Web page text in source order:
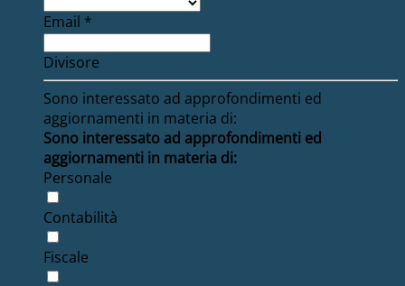
Email *
Divisore
Sono interessato ad approfondimenti ed
aggiornamenti in materia di:
Sono interessato ad approfondimenti ed
aggiornamenti in materia di:
Personale
Contabilità
Fiscale